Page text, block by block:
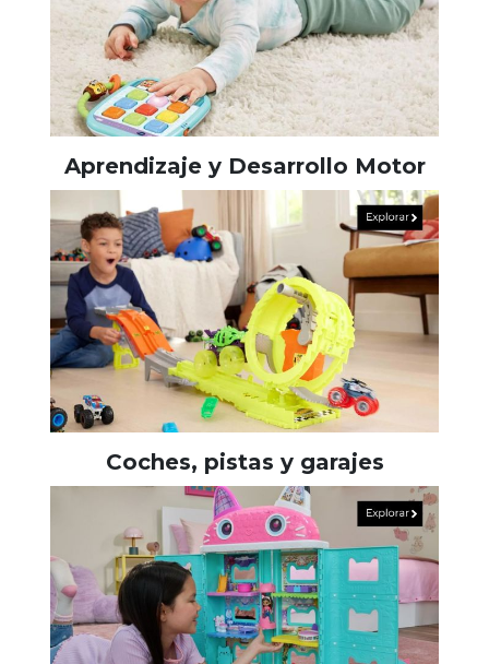
Aprendizaje y Desarrollo Motor
Coches, pistas y garajes